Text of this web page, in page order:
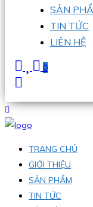
SẢN
TIN TỨC
LIÊN HỆ
0
TRANG CHỦ
GIỚI THIỆU
SẢN PHẨM
TIN TỨC